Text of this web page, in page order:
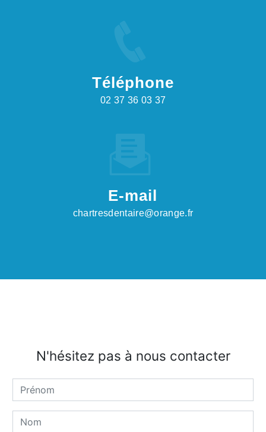
Téléphone
02 37 36 03 37
E-mail
chartresdentaire@orange.fr
N'hésitez pas à nous contacter